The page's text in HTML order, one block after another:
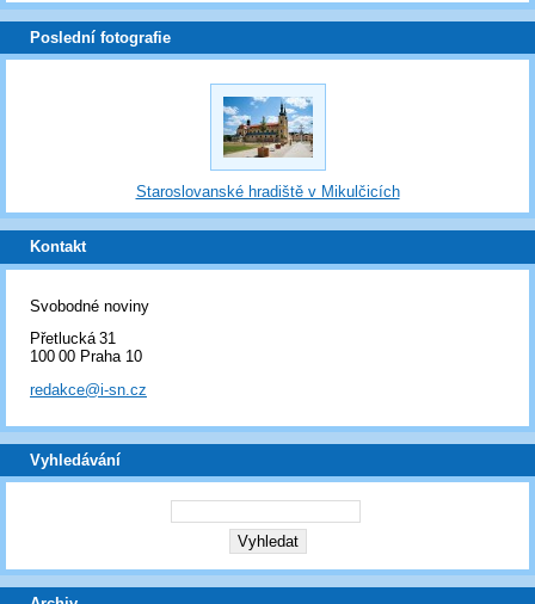
Poslední fotografie
Staroslovanské hradiště v Mikulčicích
Kontakt
Svobodné noviny
Přetlucká 31
100 00 Praha 10
redakce@i-sn.cz
Vyhledávání